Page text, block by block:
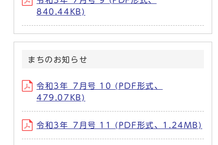
840.44KB)
まちのお知らせ
令和3年_7月号 10 (PDF形式、
479.07KB)
令和3年_7月号 11 (PDF形式、1.24MB)